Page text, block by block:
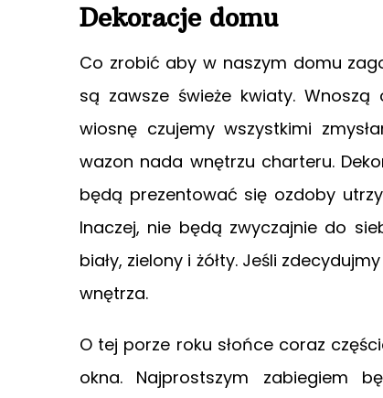
Dekoracje domu
Co zrobić aby w naszym domu
są zawsze świeże kwiaty.
wiosnę czujemy wszystkimi
wazon nada wnętrzu charteru.
będą prezentować się ozdoby
Inaczej, nie będą zwyczajnie do
biały, zielony i żółty. Jeśli
wnętrza.
O tej porze roku słońce coraz
okna. Najprostszym zabiegiem